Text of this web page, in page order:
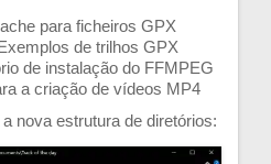
para ficheiros GPX
de trilhos GPX
de instalação do FFMPEG
a criação de vídeos MP4
nova estrutura de diretórios: